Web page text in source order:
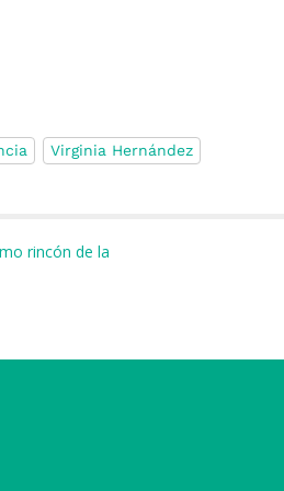
Virginia Hernández
rincón de la